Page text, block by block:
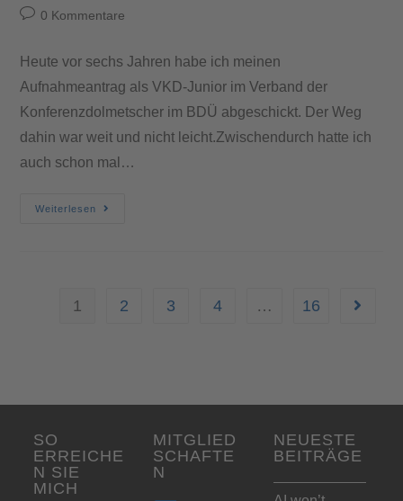
0 Kommentare
Heute vor sechs Jahren habe ich meinen
Aufnahmeantrag als VKD-Junior im Verband der
Konferenzdolmetscher im BDÜ abgeschickt. Der Weg
dahin war weit und nicht leicht.Zwischendurch hatte ich
auch schon mal…
Weiterlesen
1 2 3 4 … 16
SO
ERREICHE
N SIE
MICH
MITGLIED
SCHAFTE
N
NEUESTE
BEITRÄGE